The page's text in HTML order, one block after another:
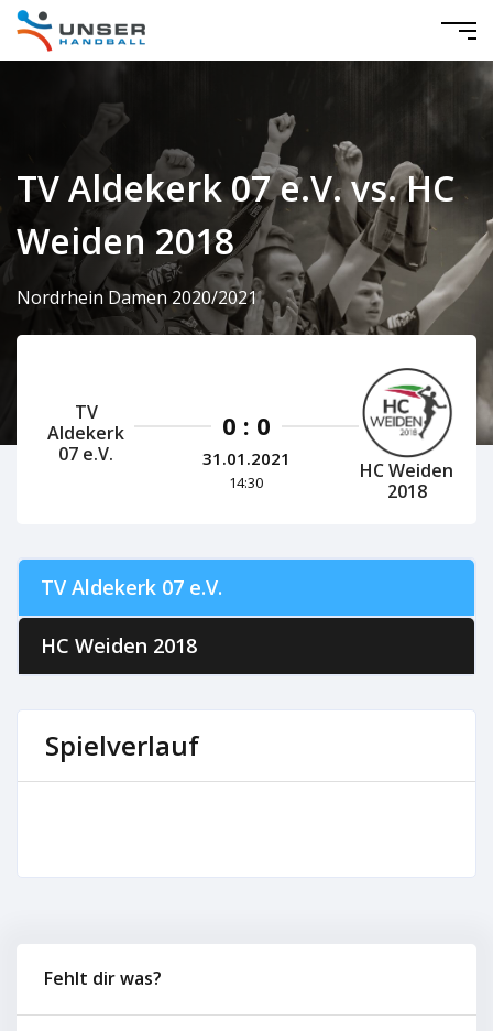
TV Aldekerk 07 e.V. vs. HC
Weiden 2018
Nordrhein Damen 2020/2021
TV
Aldekerk
07 e.V.
0 : 0
31.01.2021
14:30
HC Weiden
2018
TV Aldekerk 07 e.V.
HC Weiden 2018
Spielverlauf
Fehlt dir was?